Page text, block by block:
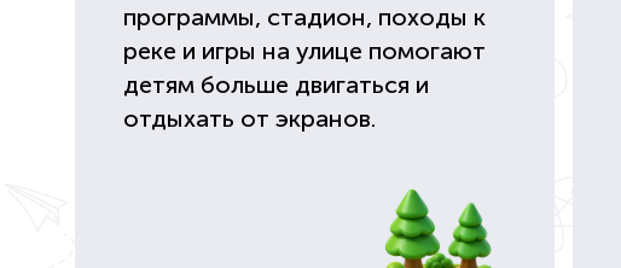
программы, стадион, походы к
реке и игры на улице помогают
детям больше двигаться и
отдыхать от экранов.